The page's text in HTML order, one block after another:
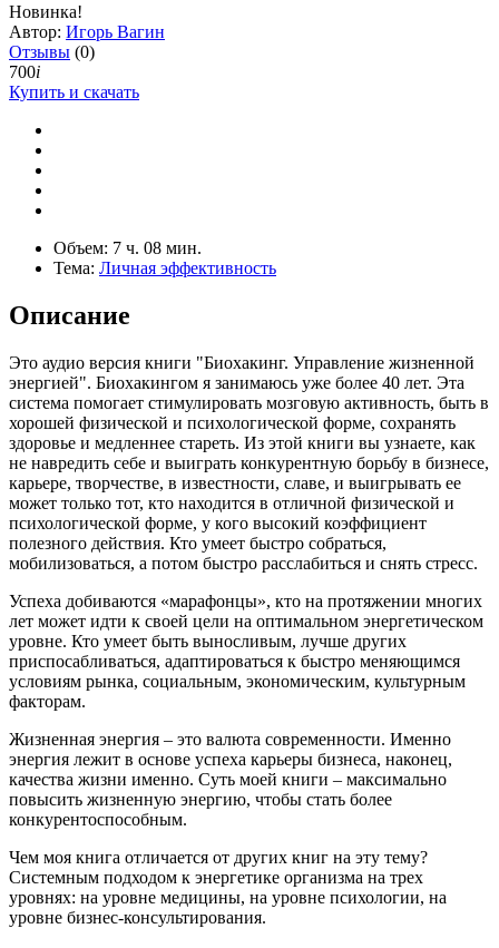
Новинка!
Автор: Игорь Вагин
Отзывы (0)
700i
Купить и скачать
Объем: 7 ч. 08 мин.
Тема: Личная эффективность
Описание
Это аудио версия книги "Биохакинг. Управление жизненной
энергией". Биохакингом я занимаюсь уже более 40 лет. Эта
система помогает стимулировать мозговую активность, быть в
хорошей физической и психологической форме, сохранять
здоровье и медленнее стареть. Из этой книги вы узнаете, как
не навредить себе и выиграть конкурентную борьбу в бизнесе,
карьере, творчестве, в известности, славе, и выигрывать ее
может только тот, кто находится в отличной физической и
психологической форме, у кого высокий коэффициент
полезного действия. Кто умеет быстро собраться,
мобилизоваться, а потом быстро расслабиться и снять стресс.
Успеха добиваются «марафонцы», кто на протяжении многих
лет может идти к своей цели на оптимальном энергетическом
уровне. Кто умеет быть выносливым, лучше других
приспосабливаться, адаптироваться к быстро меняющимся
условиям рынка, социальным, экономическим, культурным
факторам.
Жизненная энергия – это валюта современности. Именно
энергия лежит в основе успеха карьеры бизнеса, наконец,
качества жизни именно. Суть моей книги – максимально
повысить жизненную энергию, чтобы стать более
конкурентоспособным.
Чем моя книга отличается от других книг на эту тему?
Системным подходом к энергетике организма на трех
уровнях: на уровне медицины, на уровне психологии, на
уровне бизнес-консультирования.